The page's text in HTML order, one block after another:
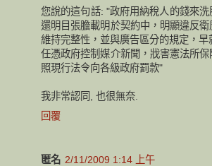
您說的這句話: "政府用納稅人的錢來
還明目張膽載明於契約中，明顯違反
維持完整性，並與廣告區分的規定，
任憑政府控制媒介新聞，戕害憲法所
照現行法令向各級政府罰款"
我非常認同, 也很無奈.
回覆
匿名 2/11/2009 1:14 上午